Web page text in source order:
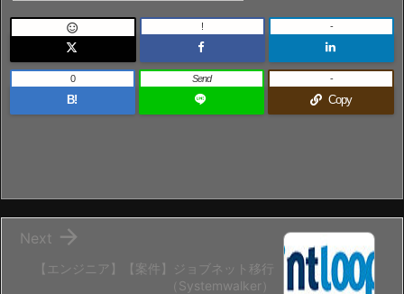
 ! -
B!
0 Send
Copy
-
【エンジニア】【案件】ジョブネット移行
（Systemwalker）

Next